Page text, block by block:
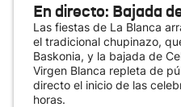
En directo: Bajada
Las fiestas de La Blanca
el tradicional chupinazo,
Baskonia, y la bajada de
Virgen Blanca repleta de
directo el inicio de las
horas.